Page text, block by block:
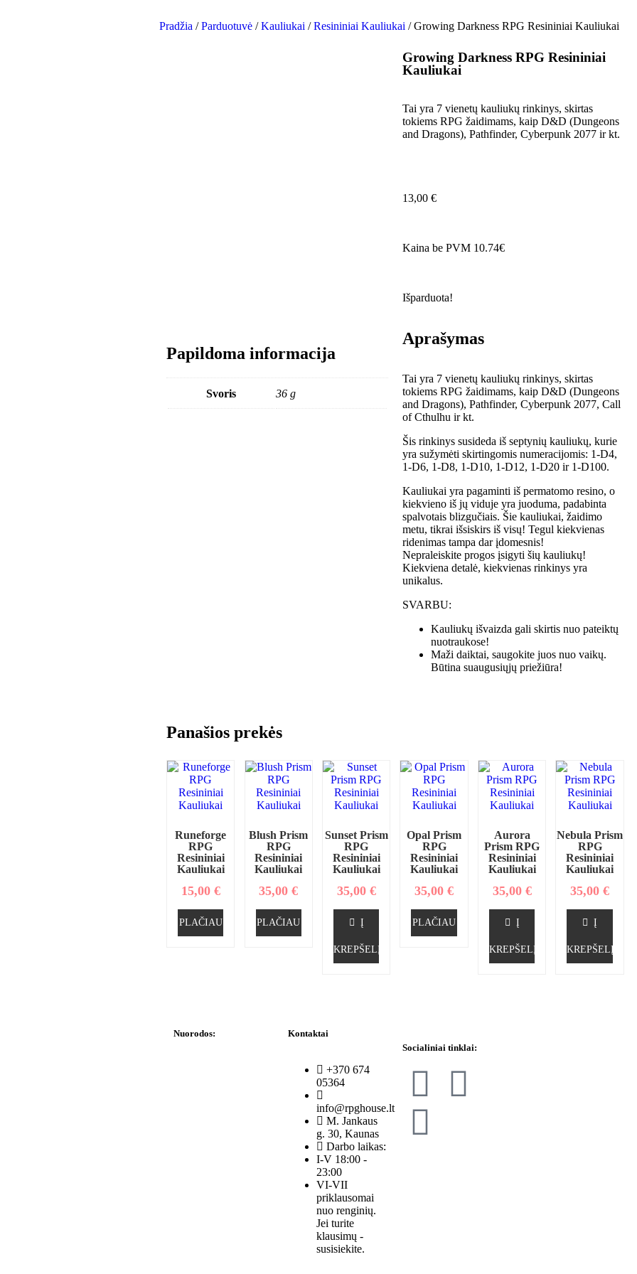
Pradžia /Parduotuvė /Kauliukai /Resininiai Kauliukai / Growing Darkness RPG Resininiai Kauliukai
Growing Darkness RPG Resininiai
Kauliukai
Tai yra 7 vienetų kauliukų rinkinys, skirtas
tokiems RPG žaidimams, kaip D&D (Dungeons
and Dragons), Pathfinder, Cyberpunk 2077 ir kt.
13,00 €
Kaina be PVM 10.74€
Išparduota!
Papildoma informacija
Svoris 36 g
Aprašymas
Tai yra 7 vienetų kauliukų rinkinys, skirtas
tokiems RPG žaidimams, kaip D&D (Dungeons
and Dragons), Pathfinder, Cyberpunk 2077, Call
of Cthulhu ir kt.
Šis rinkinys susideda iš septynių kauliukų, kurie
yra sužymėti skirtingomis numeracijomis: 1-D4,
1-D6, 1-D8, 1-D10, 1-D12, 1-D20 ir 1-D100.
Kauliukai yra pagaminti iš permatomo resino, o
kiekvieno iš jų viduje yra juoduma, padabinta
spalvotais blizgučiais. Šie kauliukai, žaidimo
metu, tikrai išsiskirs iš visų! Tegul kiekvienas
ridenimas tampa dar įdomesnis!
Nepraleiskite progos įsigyti šių kauliukų!
Kiekviena detalė, kiekvienas rinkinys yra
unikalus.
SVARBU:
Kauliukų išvaizda gali skirtis nuo pateiktų
nuotraukose!
Maži daiktai, saugokite juos nuo vaikų.
Būtina suaugusiųjų priežiūra!
Panašios prekės
Runeforge
RPG
Resininiai
Kauliukai
15,00 €
PLAČIAU
Blush Prism
RPG
Resininiai
Kauliukai
35,00€
PLAČIAU
Sunset Prism
RPG
Resininiai
Kauliukai
35,00 €
Į
KREPŠELĮ
Opal Prism
RPG
Resininiai
Kauliukai
35,00€
PLAČIAU
Aurora
Prism RPG
Resininiai
Kauliukai
35,00 €
Į
KREPŠELĮ
Nebula Prism
RPG
Resininiai
Kauliukai
35,00€
Į
KREPŠELĮ
Nuorodos: Kontaktai
+370 674
05364
info@rpghouse.lt
M. Jankaus
g. 30, Kaunas
Darbo laikas:
I-V 18:00 -
23:00
VI-VII
priklausomai
nuo renginių.
Jei turite
klausimų -
susisiekite.
Socialiniai tinklai: